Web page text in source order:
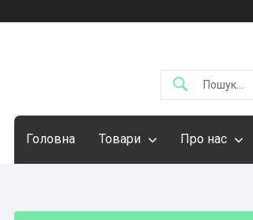
Головна Товари Про нас